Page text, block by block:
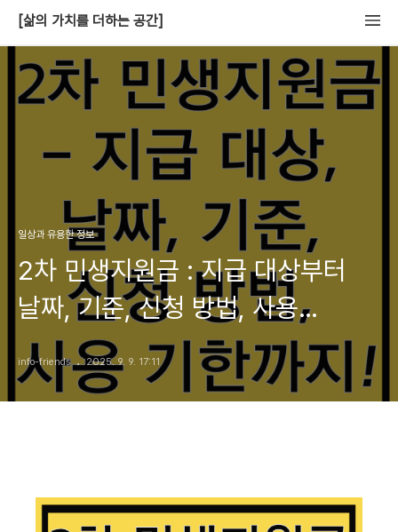
[삶의 가치를 더하는 공간]
일상과 유용한 정보
2차 민생지원금 : 지급 대상부터
날짜, 기준, 신청 방법, 사용
기한까지!
info-friends 2025. 9. 9. 17:11